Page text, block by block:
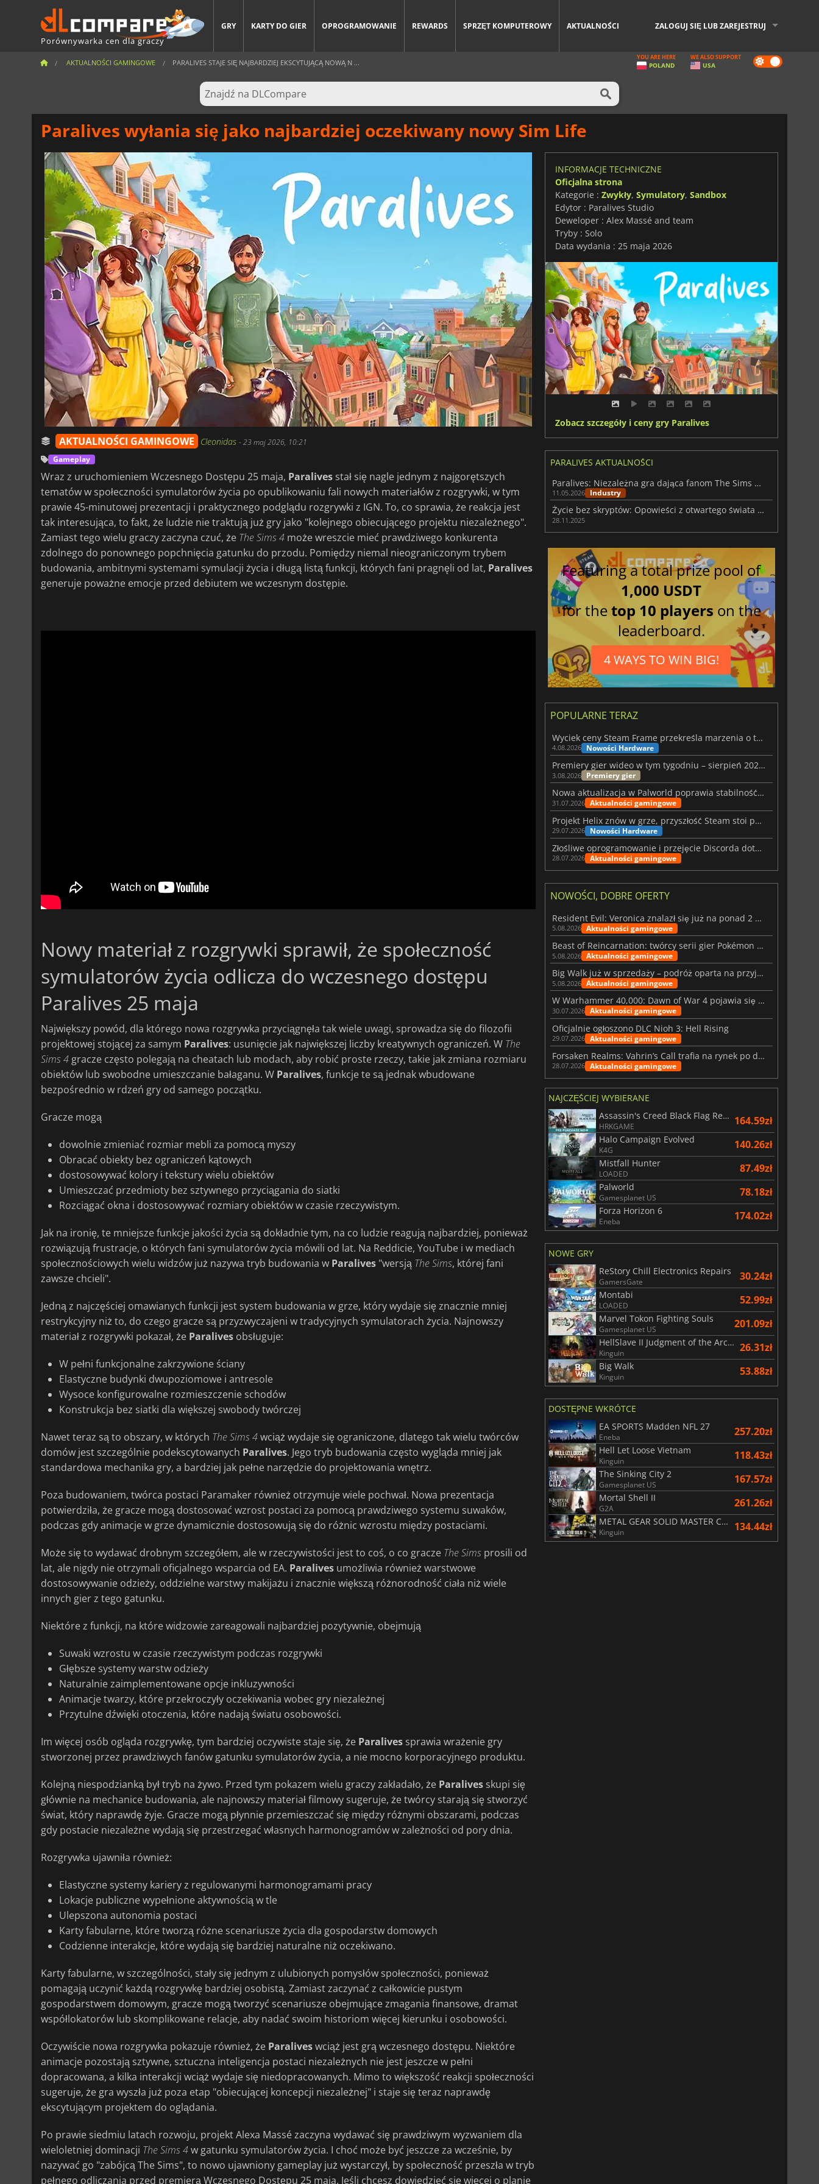
Porównywarka cen dla graczy
GRY KARTY DO GIER OPROGRAMOWANIE REWARDS SPRZĘT KOMPUTEROWY AKTUALNOŚCI ZALOGUJ SIĘ LUB ZAREJESTRUJ
AKTUALNOŚCI GAMINGOWE PARALIVES STAJE SIĘ NAJBARDZIEJ EKSCYTUJĄCĄ NOWĄ N ... Dark
mode
YOU ARE HERE
POLAND
WE ALSO SUPPORT
USA
Paralives wyłania się jako najbardziej oczekiwany nowy Sim Life
AKTUALNOŚCI GAMINGOWE Cleonidas -23 maj 2026, 10:21
Gameplay
Wraz z uruchomieniem Wczesnego Dostępu 25 maja, Paralives stał się nagle jednym z najgorętszych
tematów w społeczności symulatorów życia po opublikowaniu fali nowych materiałów z rozgrywki, w tym
prawie 45-minutowej prezentacji i praktycznego podglądu rozgrywki z IGN. To, co sprawia, że reakcja jest
tak interesująca, to fakt, że ludzie nie traktują już gry jako "kolejnego obiecującego projektu niezależnego".
Zamiast tego wielu graczy zaczyna czuć, że The Sims 4 może wreszcie mieć prawdziwego konkurenta
zdolnego do ponownego popchnięcia gatunku do przodu. Pomiędzy niemal nieograniczonym trybem
budowania, ambitnymi systemami symulacji życia i długą listą funkcji, których fani pragnęli od lat, Paralives
generuje poważne emocje przed debiutem we wczesnym dostępie.
Nowy materiał z rozgrywki sprawił, że społeczność
symulatorów życia odlicza do wczesnego dostępu
Paralives 25 maja
Największy powód, dla którego nowa rozgrywka przyciągnęła tak wiele uwagi, sprowadza się do filozofii
projektowej stojącej za samym Paralives: usunięcie jak największej liczby kreatywnych ograniczeń. W The
Sims4 gracze często polegają na cheatach lub modach, aby robić proste rzeczy, takie jak zmiana rozmiaru
obiektów lub swobodne umieszczanie bałaganu. W Paralives, funkcje te są jednak wbudowane
bezpośrednio w rdzeń gry od samego początku.
Gracze mogą
dowolnie zmieniać rozmiar mebli za pomocą myszy
Obracać obiekty bez ograniczeń kątowych
dostosowywać kolory i tekstury wielu obiektów
Umieszczać przedmioty bez sztywnego przyciągania do siatki
Rozciągać okna i dostosowywać rozmiary obiektów w czasie rzeczywistym.
Jak na ironię, te mniejsze funkcje jakości życia są dokładnie tym, na co ludzie reagują najbardziej, ponieważ
rozwiązują frustracje, o których fani symulatorów życia mówili od lat. Na Reddicie, YouTube i w mediach
społecznościowych wielu widzów już nazywa tryb budowania w Paralives "wersją The Sims, której fani
zawsze chcieli".
Jedną z najczęściej omawianych funkcji jest system budowania w grze, który wydaje się znacznie mniej
restrykcyjny niż to, do czego gracze są przyzwyczajeni w tradycyjnych symulatorach życia. Najnowszy
materiał z rozgrywki pokazał, że Paralives obsługuje:
W pełni funkcjonalne zakrzywione ściany
Elastyczne budynki dwupoziomowe i antresole
Wysoce konfigurowalne rozmieszczenie schodów
Konstrukcja bez siatki dla większej swobody twórczej
Nawet teraz są to obszary, w których The Sims 4wciąż wydaje się ograniczone, dlatego tak wielu twórców
domów jest szczególnie podekscytowanych Paralives. Jego tryb budowania często wygląda mniej jak
standardowa mechanika gry, a bardziej jak pełne narzędzie do projektowania wnętrz.
Poza budowaniem, twórca postaci Paramaker również otrzymuje wiele pochwał. Nowa prezentacja
potwierdziła, że gracze mogą dostosować wzrost postaci za pomocą prawdziwego systemu suwaków,
podczas gdy animacje w grze dynamicznie dostosowują się do różnic wzrostu między postaciami.
Może się to wydawać drobnym szczegółem, ale w rzeczywistości jest to coś, o co gracze The Sims prosili od
lat, ale nigdy nie otrzymali oficjalnego wsparcia od EA. Paralives umożliwia również warstwowe
dostosowywanie odzieży, oddzielne warstwy makijażu i znacznie większą różnorodność ciała niż wiele
innych gier z tego gatunku.
Niektóre z funkcji, na które widzowie zareagowali najbardziej pozytywnie, obejmują
Suwaki wzrostu w czasie rzeczywistym podczas rozgrywki
Głębsze systemy warstw odzieży
Naturalnie zaimplementowane opcje inkluzywności
Animacje twarzy, które przekroczyły oczekiwania wobec gry niezależnej
Przytulne dźwięki otoczenia, które nadają światu osobowości.
Im więcej osób ogląda rozgrywkę, tym bardziej oczywiste staje się, że Paralives sprawia wrażenie gry
stworzonej przez prawdziwych fanów gatunku symulatorów życia, a nie mocno korporacyjnego produktu.
Kolejną niespodzianką był tryb na żywo. Przed tym pokazem wielu graczy zakładało, że Paralives skupi się
głównie na mechanice budowania, ale najnowszy materiał filmowy sugeruje, że twórcy starają się stworzyć
świat, który naprawdę żyje. Gracze mogą płynnie przemieszczać się między różnymi obszarami, podczas
gdy postacie niezależne wydają się przestrzegać własnych harmonogramów w zależności od pory dnia.
Rozgrywka ujawniła również:
Elastyczne systemy kariery z regulowanymi harmonogramami pracy
Lokacje publiczne wypełnione aktywnością w tle
Ulepszona autonomia postaci
Karty fabularne, które tworzą różne scenariusze życia dla gospodarstw domowych
Codzienne interakcje, które wydają się bardziej naturalne niż oczekiwano.
Karty fabularne, w szczególności, stały się jednym z ulubionych pomysłów społeczności, ponieważ
pomagają uczynić każdą rozgrywkę bardziej osobistą. Zamiast zaczynać z całkowicie pustym
gospodarstwem domowym, gracze mogą tworzyć scenariusze obejmujące zmagania finansowe, dramat
współlokatorów lub skomplikowane relacje, aby nadać swoim historiom więcej kierunku i osobowości.
Oczywiście nowa rozgrywka pokazuje również, że Paraliveswciąż jest grą wczesnego dostępu. Niektóre
animacje pozostają sztywne, sztuczna inteligencja postaci niezależnych nie jest jeszcze w pełni
dopracowana, a kilka interakcji wciąż wydaje się niedopracowanych. Mimo to większość reakcji społeczności
sugeruje, że gra wyszła już poza etap "obiecującej koncepcji niezależnej" i staje się teraz naprawdę
ekscytującym projektem do oglądania.
Po prawie siedmiu latach rozwoju, projekt Alexa Massé zaczyna wydawać się prawdziwym wyzwaniem dla
wieloletniej dominacji The Sims 4w gatunku symulatorów życia. I choć może być jeszcze za wcześnie, by
nazywać go "zabójcą The Sims", to nowo ujawniony gameplay już wystarczył, by społeczność przeszła w tryb
pełnego odliczania przed premierą Wczesnego Dostępu 25 maja. Jeśli chcesz dowiedzieć się więcej o planie
INFORMACJE TECHNICZNE
Oficjalna strona
Kategorie : Zwykły, Symulatory, Sandbox
Edytor : Paralives Studio
Deweloper : Alex Massé and team
Tryby : Solo
Data wydania : 25 maja 2026
Zobacz szczegóły i ceny gry Paralives
PARALIVES AKTUALNOŚCI
Paralives: Niezależna gra dająca fanom The Sims nowy powód do ekscytacji
11.05.2026 Industry
Życie bez skryptów: Opowieści z otwartego świata Paralives
28.11.2025
Featuring a total prize pool of
1,000 USDT
for thetop 10 players on the
leaderboard.
4 WAYS TO WIN BIG!
POPULARNE TERAZ
Wyciek ceny Steam Frame przekreśla marzenia o tanim zestawie VR
4.08.2026 Nowości Hardware
Premiery gier wideo w tym tygodniu – sierpień 2026 r. (32. tydzień)
3.08.2026 Premiery gier
Nowa aktualizacja w Palworld poprawia stabilność Sunreach i walk z bossami
31.07.2026 Aktualności gamingowe
Projekt Helix znów w grze, przyszłość Steam stoi pod znakiem zapytania
29.07.2026 Nowości Hardware
Złośliwe oprogramowanie i przejęcie Discorda dotknęły Meccha Chameleon
28.07.2026 Aktualności gamingowe
NOWOŚCI, DOBRE OFERTY
Resident Evil: Veronica znalazł się już na ponad 2 milionach list życzeń
5.08.2026 Aktualności gamingowe
Beast of Reincarnation: twórcy serii gier Pokémon wkraczają na nową ścieżkę
5.08.2026 Aktualności gamingowe
Big Walk już w sprzedaży – podróż oparta na przyjaźni
5.08.2026 Aktualności gamingowe
W Warhammer 40,000: Dawn of War 4 pojawia się frakcja Nekronów
30.07.2026 Aktualności gamingowe
Oficjalnie ogłoszono DLC Nioh 3: Hell Rising
29.07.2026 Aktualności gamingowe
Forsaken Realms: Vahrin’s Call trafia na rynek po dziesięciu latach prac
28.07.2026 Aktualności gamingowe
NAJCZĘŚCIEJ WYBIERANE
Assassin's Creed Black Flag Resynced
HRKGAME 164.59zł
Halo Campaign Evolved
K4G 140.26zł
Mistfall Hunter
LOADED 87.49zł
Palworld
Gamesplanet US 78.18zł
Forza Horizon 6
Eneba 174.02zł
NOWE GRY
ReStory Chill Electronics Repairs
GamersGate 30.24zł
Montabi
LOADED 52.99zł
Marvel Tokon Fighting Souls
Gamesplanet US 201.09zł
HellSlave II Judgment of the Archon
Kinguin 26.31zł
Big Walk
Kinguin 53.88zł
DOSTĘPNE WKRÓTCE
EA SPORTS Madden NFL 27
Eneba 257.20zł
Hell Let Loose Vietnam
Kinguin 118.43zł
The Sinking City 2
Gamesplanet US 167.57zł
Mortal Shell II
G2A 261.26zł
METAL GEAR SOLID MASTER COLLECTION Vol.2
Kinguin 134.44zł